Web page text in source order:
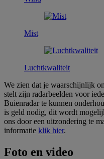
Mist
Luchtkwaliteit
We zien dat je waarschijnlijk
stelt zijn radarbeelden voor
Buienradar te kunnen
is geld nodig, dit wordt
ons door een uitzondering te
informatie klik hier.
Foto en video